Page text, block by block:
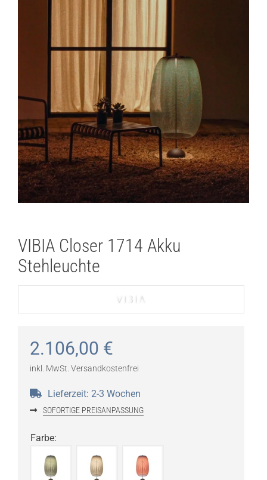
VIBIA Closer 1714 Akku
Stehleuchte
2.106,00 €
inkl. MwSt. Versandkostenfrei
Lieferzeit: 2-3 Wochen
SOFORTIGE PREISANPASSUNG
Farbe: